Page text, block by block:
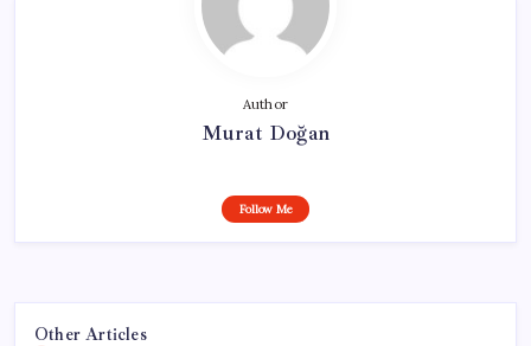
Author
Murat Doğan
Follow Me
Other Articles